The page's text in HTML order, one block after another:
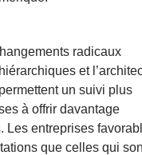
radicaux
et
un suivi plus
à offrir davantage
Les entreprises
que celles qui